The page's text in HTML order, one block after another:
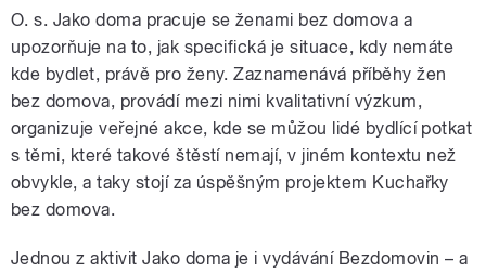
O. s. Jako doma pracuje se ženami bez domova a
upozorňuje na to, jak specifická je situace, kdy nemáte
kde bydlet, právě pro ženy. Zaznamenává příběhy žen
bez domova, provádí mezi nimi kvalitativní výzkum,
organizuje veřejné akce, kde se můžou lidé bydlící potkat
s těmi, které takové štěstí nemají, v jiném kontextu než
obvykle, a taky stojí za úspěšným projektem Kuchařky
bez domova.
Jednou z aktivit Jako doma je i vydávání Bezdomovin – a